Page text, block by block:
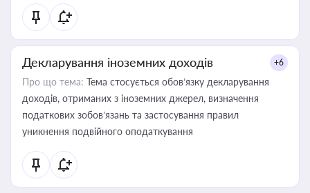
Декларування іноземних доходів +6
Про що тема: Тема стосується обов’язку декларування
доходів, отриманих з іноземних джерел, визначення
податкових зобов’язань та застосування правил
уникнення подвійного оподаткування